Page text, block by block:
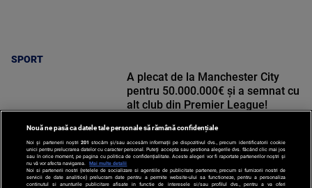
SPORT
SPORT
A plecat de la Manchester City
pentru 50.000.000€ și a semnat cu
alt club din Premier League!
Nouă ne pasă ca datele tale personale să rămână confidențiale
Noi și partenerii noștri 201 stocăm și/sau accesăm informații pe dispozitivul dvs., precum identificatorii cookie
unici pentru prelucrarea datelor cu caracter personal. Puteți accepta sau gestiona alegerile dvs. făcând clic mai jos
sau în orice moment, pe pagina cu politica de confidențialitate. Aceste alegeri vor fi raportate partenerilor noștri și
nu vă vor afecta navigarea.
Mai multe detalii
Noi si partenerii nostri (retelele de socializare si agentiile de publicitate partenere, precum si furnizorii nostri de
servicii de date analitice) prelucram date pentru a permite website-ului sa functioneze, pentru a personaliza
continutul si anunturile publicitare afisate in functie de interesele si/sau profilul dvs., pentru a va oferi